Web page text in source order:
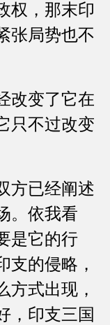
权，那末印
张局势也不
变了它在
只不过改变
已经阐述
。依我看
是它的行
支的侵略，
方式出现，
，印支三国